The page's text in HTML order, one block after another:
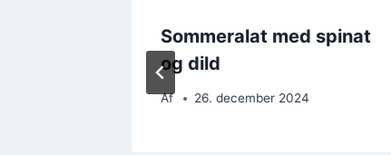
Sommeralat med spinat
og dild
Af 26. december 2024